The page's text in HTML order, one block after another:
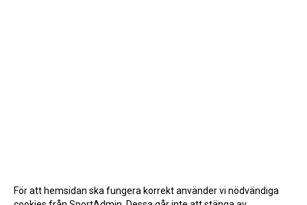
För att hemsidan ska fungera korrekt använder vi nödvändiga